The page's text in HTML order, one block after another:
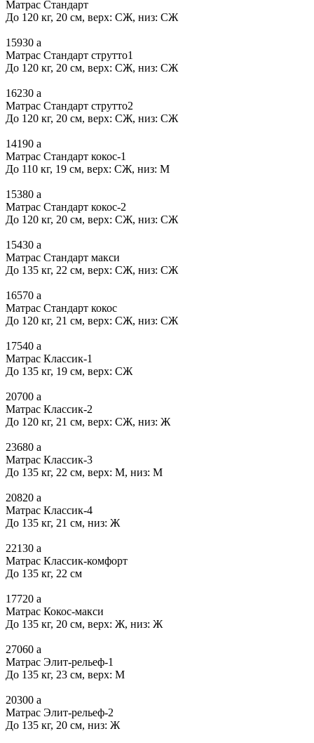
Матрас Стандарт
До 120 кг, 20 см, верх: СЖ, низ: СЖ
15930 a
Матрас Стандарт струтто1
До 120 кг, 20 см, верх: СЖ, низ: СЖ
16230 a
Матрас Стандарт струтто2
До 120 кг, 20 см, верх: СЖ, низ: СЖ
14190 a
Матрас Стандарт кокос-1
До 110 кг, 19 см, верх: СЖ, низ: М
15380 a
Матрас Стандарт кокос-2
До 120 кг, 20 см, верх: СЖ, низ: СЖ
15430 a
Матрас Стандарт макси
До 135 кг, 22 см, верх: СЖ, низ: СЖ
16570 a
Матрас Стандарт кокос
До 120 кг, 21 см, верх: СЖ, низ: СЖ
17540 a
Матрас Классик-1
До 135 кг, 19 см, верх: СЖ
20700 a
Матрас Классик-2
До 120 кг, 21 см, верх: СЖ, низ: Ж
23680 a
Матрас Классик-3
До 135 кг, 22 см, верх: М, низ: М
20820 a
Матрас Классик-4
До 135 кг, 21 см, низ: Ж
22130 a
Матрас Классик-комфорт
До 135 кг, 22 см
17720 a
Матрас Кокос-макси
До 135 кг, 20 см, верх: Ж, низ: Ж
27060 a
Матрас Элит-рельеф-1
До 135 кг, 23 см, верх: М
20300 a
Матрас Элит-рельеф-2
До 135 кг, 20 см, низ: Ж